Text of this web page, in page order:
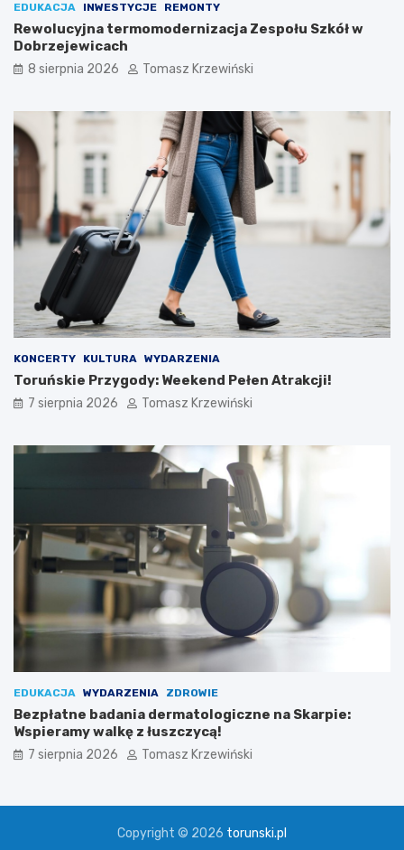
EDUKACJA INWESTYCJE REMONTY
Rewolucyjna termomodernizacja Zespołu Szkół w
Dobrzejewicach
8 sierpnia 2026 Tomasz Krzewiński
KONCERTY KULTURA WYDARZENIA
Toruńskie Przygody: Weekend Pełen Atrakcji!
7 sierpnia 2026 Tomasz Krzewiński
EDUKACJA WYDARZENIA ZDROWIE
Bezpłatne badania dermatologiczne na Skarpie:
Wspieramy walkę z łuszczycą!
7 sierpnia 2026 Tomasz Krzewiński
Copyright © 2026 torunski.pl